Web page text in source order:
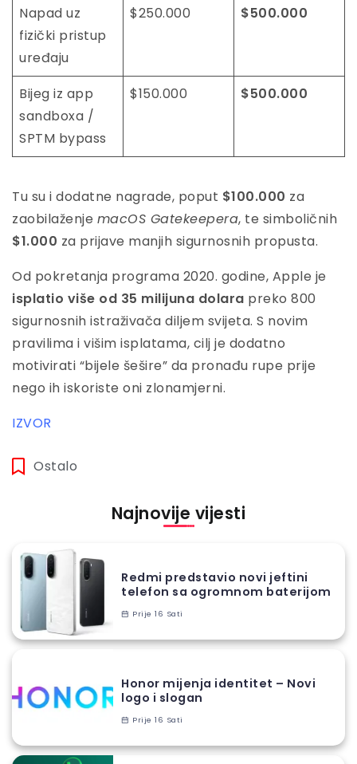
Napad uz
fizički pristup
uređaju
$250.000 $500.000
Bijeg iz app
sandboxa /
SPTM bypass
$150.000 $500.000
Tu su i dodatne nagrade, poput $100.000 za
zaobilaženje macOS Gatekeepera, te simboličnih
$1.000 za prijave manjih sigurnosnih propusta.
Od pokretanja programa 2020. godine, Apple je
isplatio više od 35 milijuna dolara preko 800
sigurnosnih istraživača diljem svijeta. S novim
pravilima i višim isplatama, cilj je dodatno
motivirati “bijele šešire” da pronađu rupe prije
nego ih iskoriste oni zlonamjerni.
IZVOR
Ostalo
Najnovije vijesti
Redmi predstavio novi jeftini
telefon sa ogromnom baterijom
Prije 16 Sati
Honor mijenja identitet – Novi
logo i slogan
Prije 16 Sati